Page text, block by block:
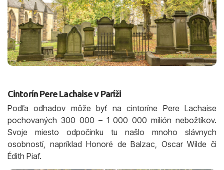
Cintorín Pere Lachaise v Paríži
Podľa odhadov môže byť na cintoríne Pere Lachaise
pochovaných 300 000 – 1 000 000 milión nebožtíkov.
Svoje miesto odpočinku tu našlo mnoho slávnych
osobností, napríklad Honoré de Balzac, Oscar Wilde či
Édith Piaf.